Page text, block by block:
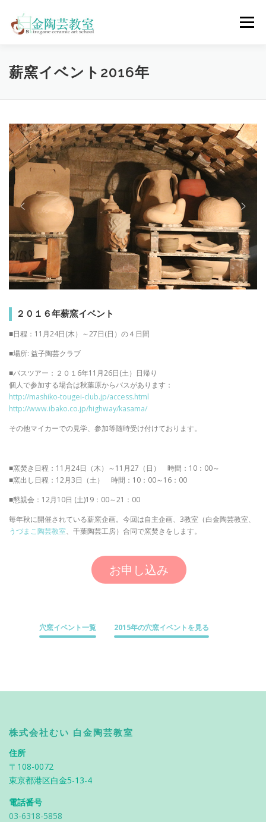
メニュー
陶芸体験コース ウェディングコース
ENGLISH
薪窯イベント2016年
２０１６年薪窯イベント
■日程：11月24日(木）～27日(日）の４日間
■場所: 益子陶芸クラブ
■バスツアー：２０１6年11月26日(土）日帰り
個人で参加する場合は秋葉原からバスがあります：
http://mashiko-tougei-club.jp/access.html
http://www.ibako.co.jp/highway/kasama/
その他マイカーでの見学、参加等随時受け付けております。
■窯焚き日程：11月24日（木）～11月27（日） 時間：10：00～
■窯出し日程：12月3日（土） 時間：10：00～16：00
■懇親会：12月10日 (土)19：00～21：00
毎年秋に開催されている薪窯企画。今回は自主企画、3教室（白金陶芸教室、
うづまこ陶芸教室、千葉陶芸工房）合同で窯焚きをします。
お申し込み
穴窯イベント一覧 2015年の穴窯イベントを見る
株式会社むい 白金陶芸教室
住所
〒108-0072
東京都港区白金5-13-4
電話番号
03-6318-5858